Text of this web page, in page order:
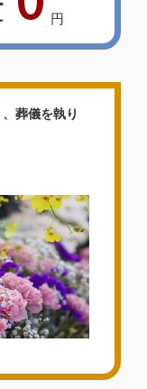
円
葬儀を執り